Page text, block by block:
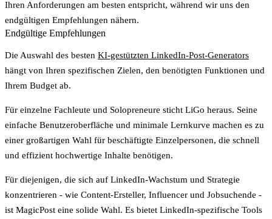
Ihren Anforderungen am besten entspricht, während wir uns den
endgültigen Empfehlungen nähern.
Endgültige Empfehlungen
Die Auswahl des besten KI-gestützten LinkedIn-Post-Generators
hängt von Ihren spezifischen Zielen, den benötigten Funktionen und
Ihrem Budget ab.
Für einzelne Fachleute und Solopreneure sticht LiGo heraus. Seine
einfache Benutzeroberfläche und minimale Lernkurve machen es zu
einer großartigen Wahl für beschäftigte Einzelpersonen, die schnell
und effizient hochwertige Inhalte benötigen.
Für diejenigen, die sich auf LinkedIn-Wachstum und Strategie
konzentrieren - wie Content-Ersteller, Influencer und Jobsuchende -
ist MagicPost eine solide Wahl. Es bietet LinkedIn-spezifische Tools